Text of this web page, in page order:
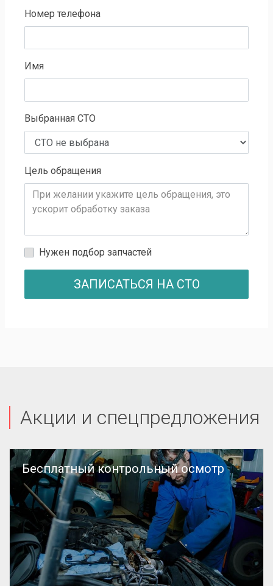
Номер телефона
Имя
Выбранная СТО
Цель обращения
Нужен подбор запчастей
ЗАПИСАТЬСЯ НА СТО
Акции и спецпредложения
Бесплатный контрольный осмотр